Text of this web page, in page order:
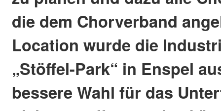
die dem Chorverband
Location wurde die
„Stöffel-Park“ in Enspel
bessere Wahl für das